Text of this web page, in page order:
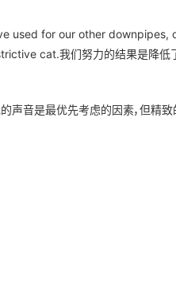
used for our other downpipes,
cat.我们努力的结果是降低
声音是最优先考虑的因素，但精